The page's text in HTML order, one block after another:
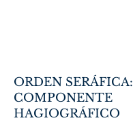
ORDEN SERÁFICA:
COMPONENTE
HAGIOGRÁFICO